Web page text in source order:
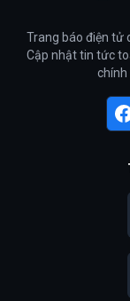
Trang báo điện tử
Cập nhật tin tức
chính